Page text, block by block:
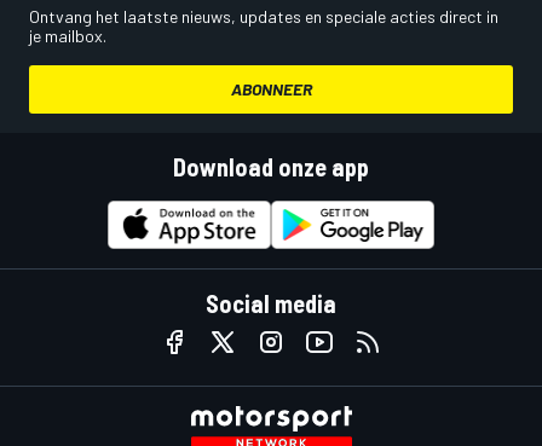
Ontvang het laatste nieuws, updates en speciale acties direct in
je mailbox.
ABONNEER
Download onze app
Social media